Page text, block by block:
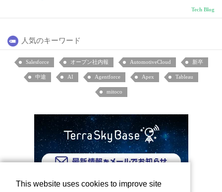
Tech Blog
人気のキーワード
Salesforce オープン社内報 AutomotiveCloud 新卒
中途 AI Agentforce Apex Tableau
mitoco
This website uses cookies to improve site